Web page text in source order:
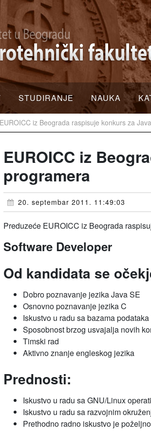
STUDIRANJE NAUKA
EUROICC iz Beograda raspisuje konkurs za
EUROICC iz
programera
20. septembar 2011. 11:49:03
Preduzeće EUROICC iz Beograda
Software Developer
Od kandidata se
Dobro poznavanje jezika Java SE
Osnovno poznavanje jezika C
Iskustvo u radu sa bazama
Sposobnost brzog usvajalja novih
Timski rad
Aktivno znanje engleskog jezika
Prednosti:
Iskustvo u radu sa GNU/Linux
Iskustvo u radu sa razvojnim
Prethodno radno iskustvo je